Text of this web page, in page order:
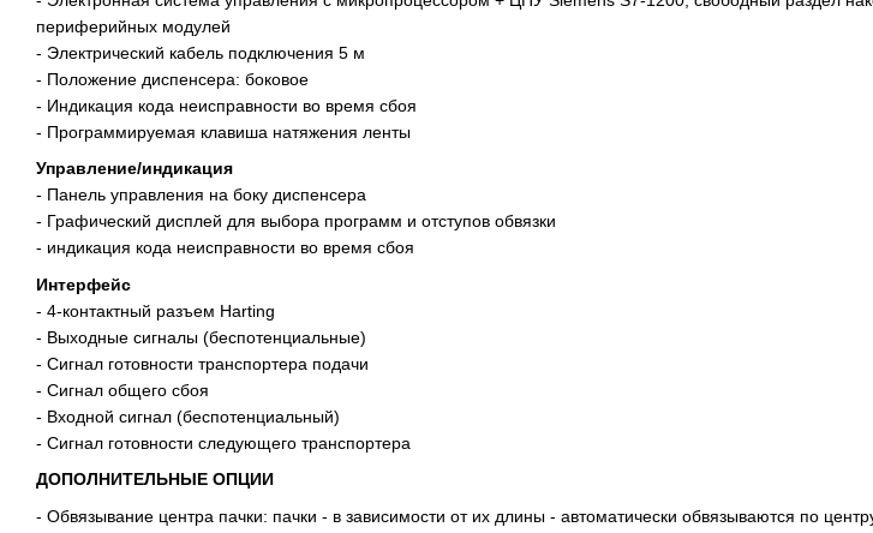
периферийных модулей
- Электрический кабель подключения 5 м
- Положение диспенсера: боковое
- Индикация кода неисправности во время сбоя
- Программируемая клавиша натяжения ленты
Управление/индикация
- Панель управления на боку диспенсера
- Графический дисплей для выбора программ и отступов обвязки
- индикация кода неисправности во время сбоя
Интерфейс
- 4-контактный разъем Harting
- Выходные сигналы (беспотенциальные)
- Сигнал готовности транспортера подачи
- Сигнал общего сбоя
- Входной сигнал (беспотенциальный)
- Сигнал готовности следующего транспортера
ДОПОЛНИТЕЛЬНЫЕ ОПЦИИ
- Обвязывание центра пачки: пачки - в зависимости от их длины - автоматически обвязываются по